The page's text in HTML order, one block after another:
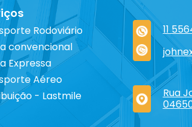
Rodoviário
convencional
Expressa
Aéreo
- Lastmile
11
Rua